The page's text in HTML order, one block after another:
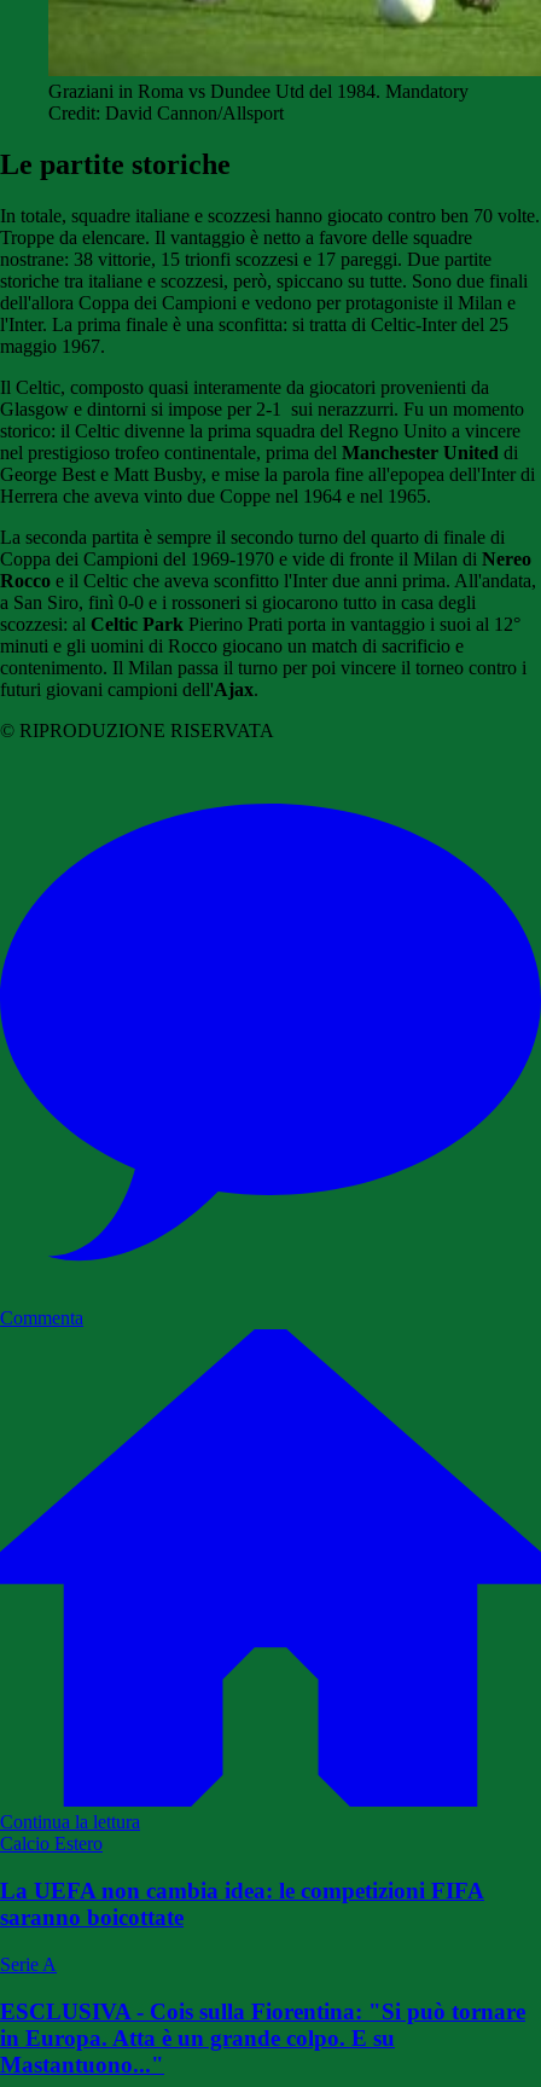
Graziani in Roma vs Dundee Utd del 1984. Mandatory
Credit: David Cannon/Allsport
Le partite storiche
In totale, squadre italiane e scozzesi hanno giocato contro ben 70 volte.
Troppe da elencare. Il vantaggio è netto a favore delle squadre
nostrane: 38 vittorie, 15 trionfi scozzesi e 17 pareggi. Due partite
storiche tra italiane e scozzesi, però, spiccano su tutte. Sono due finali
dell'allora Coppa dei Campioni e vedono per protagoniste il Milan e
l'Inter. La prima finale è una sconfitta: si tratta di Celtic-Inter del 25
maggio 1967.
Il Celtic, composto quasi interamente da giocatori provenienti da
Glasgow e dintorni si impose per 2-1 sui nerazzurri. Fu un momento
storico: il Celtic divenne la prima squadra del Regno Unito a vincere
nel prestigioso trofeo continentale, prima del Manchester United di
George Best e Matt Busby, e mise la parola fine all'epopea dell'Inter di
Herrera che aveva vinto due Coppe nel 1964 e nel 1965.
La seconda partita è sempre il secondo turno del quarto di finale di
Coppa dei Campioni del 1969-1970 e vide di fronte il Milan di Nereo
Rocco e il Celtic che aveva sconfitto l'Inter due anni prima. All'andata,
a San Siro, finì 0-0 e i rossoneri si giocarono tutto in casa degli
scozzesi: al Celtic Park Pierino Prati porta in vantaggio i suoi al 12°
minuti e gli uomini di Rocco giocano un match di sacrificio e
contenimento. Il Milan passa il turno per poi vincere il torneo contro i
futuri giovani campioni dell'Ajax.
© RIPRODUZIONE RISERVATA
Commenta
Continua la lettura
Calcio Estero
La UEFA non cambia idea: le competizioni FIFA
saranno boicottate
Serie A
ESCLUSIVA - Cois sulla Fiorentina: "Si può tornare
in Europa. Atta è un grande colpo. E su
Mastantuono..."